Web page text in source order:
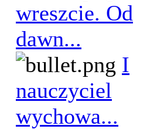
wreszcie. Od
dawn...
I
nauczyciel
wychowa...